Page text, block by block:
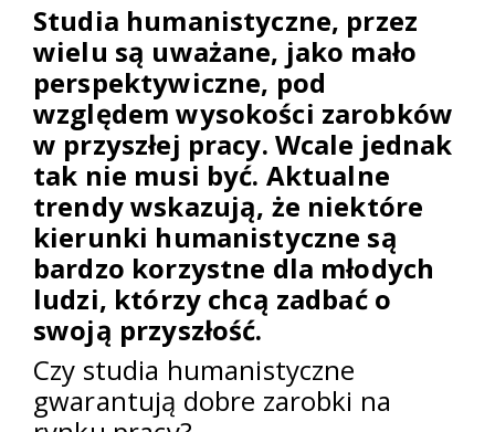
Studia humanistyczne, przez
wielu są uważane, jako mało
perspektywiczne, pod
względem wysokości zarobków
w przyszłej pracy. Wcale jednak
tak nie musi być. Aktualne
trendy wskazują, że niektóre
kierunki humanistyczne są
bardzo korzystne dla młodych
ludzi, którzy chcą zadbać o
swoją przyszłość.
Czy studia humanistyczne
gwarantują dobre zarobki na